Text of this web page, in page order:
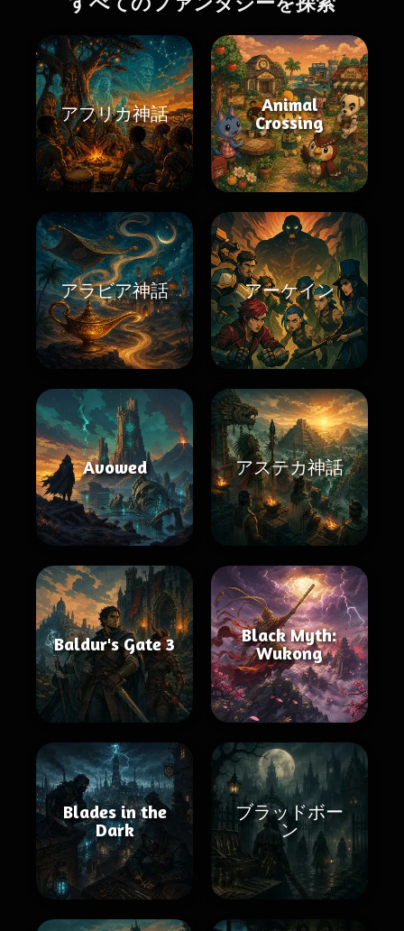
アフリカ神話
Animal
Crossing
アラビア神話 アーケイン
Avowed アステカ神話
Baldur's Gate 3
Black Myth:
Wukong
Blades in the
Dark
ブラッドボー
ン